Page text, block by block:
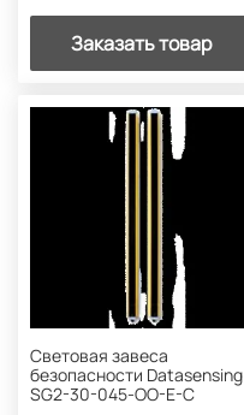
Заказать товар
Световая завеса
безопасности Datasensing
SG2-30-045-OO-E-C